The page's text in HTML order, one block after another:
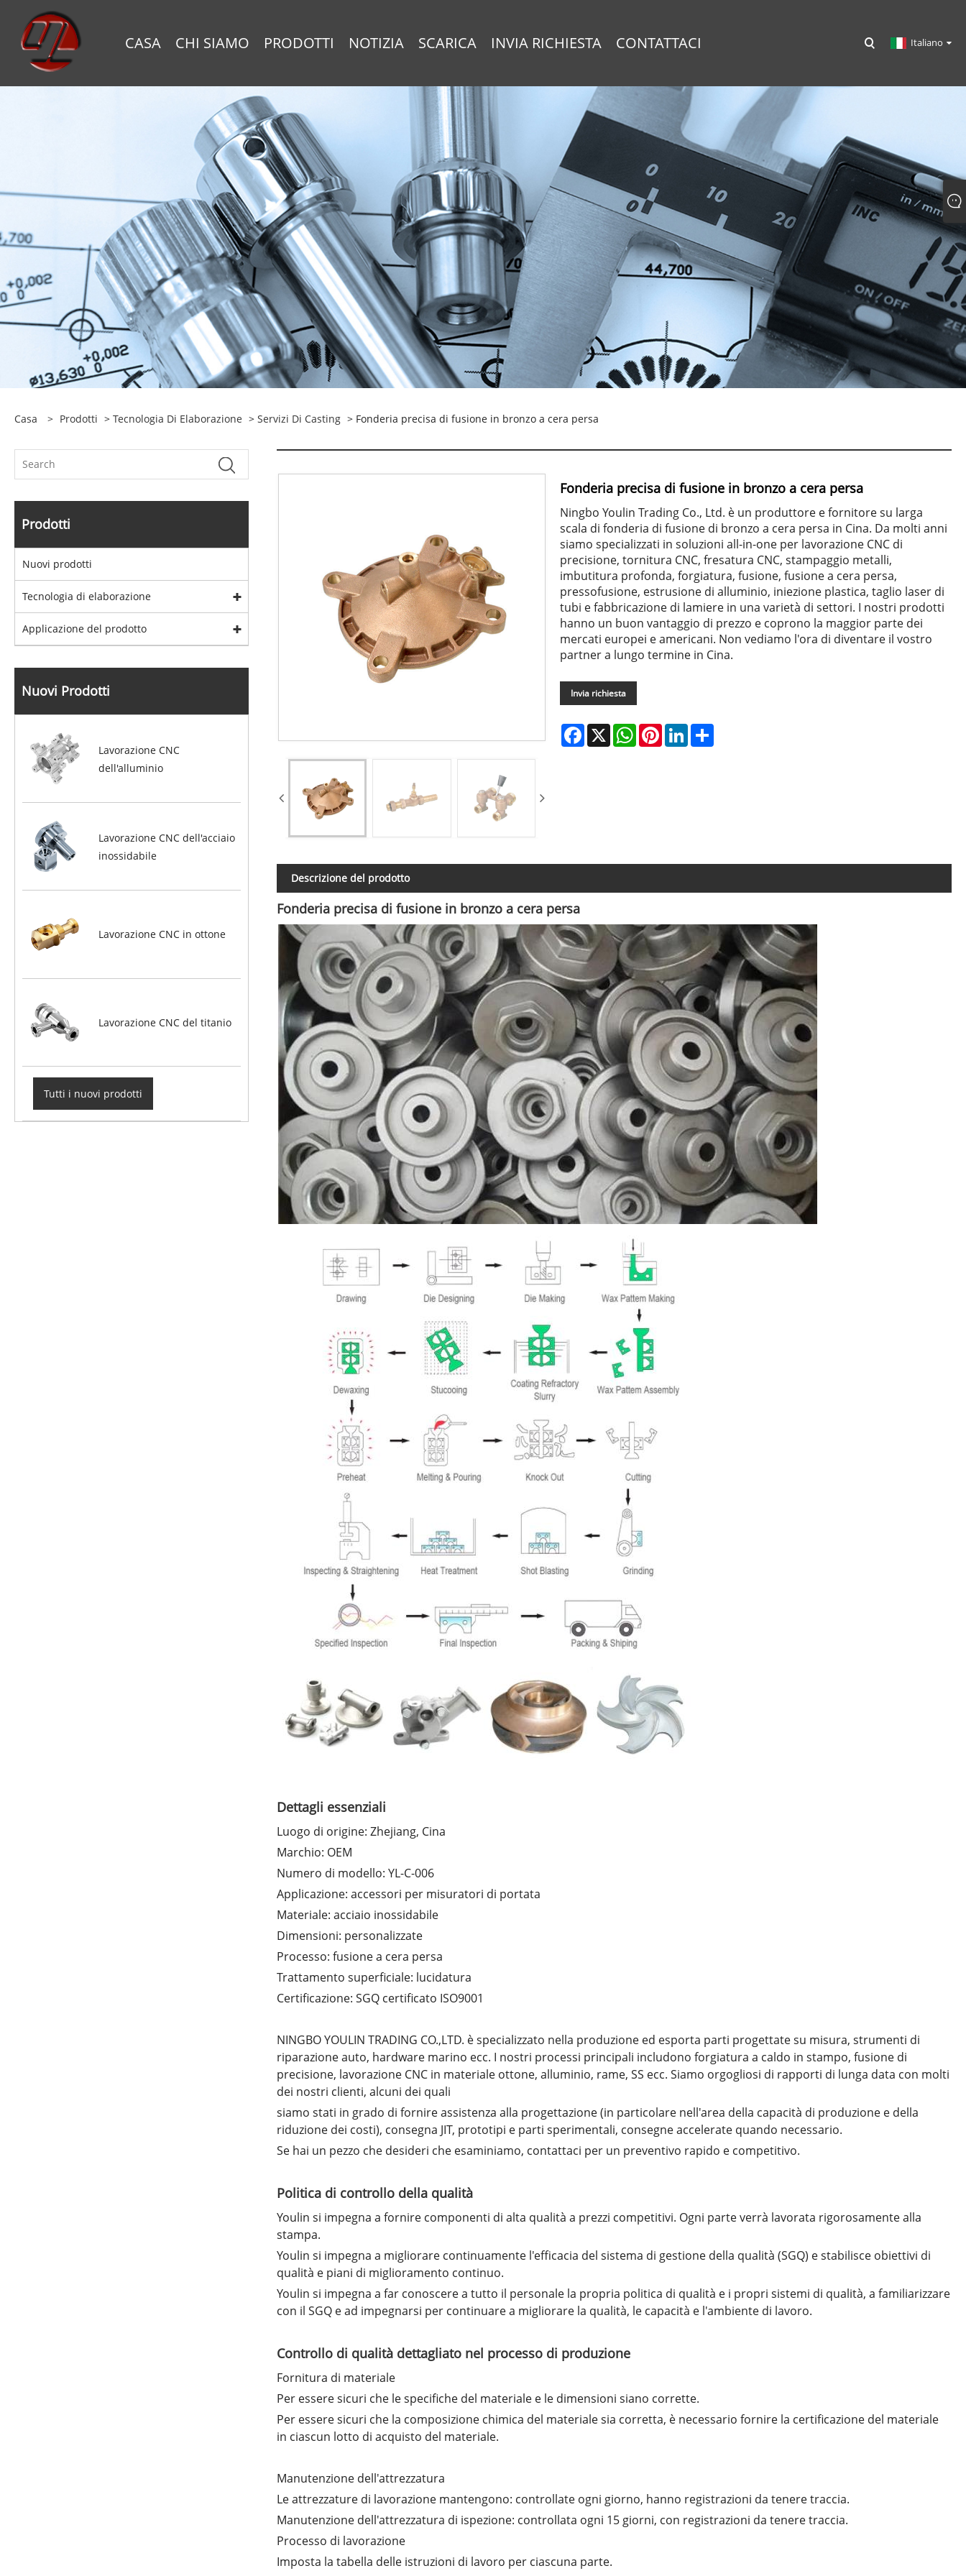
CASA CHI SIAMO PRODOTTI NOTIZIA SCARICA INVIA RICHIESTA CONTATTACI Italiano
Casa > Prodotti > Tecnologia Di Elaborazione > Servizi Di Casting > Fonderia precisa di fusione in bronzo a cera persa
Prodotti
Nuovi prodotti
Tecnologia di elaborazione
Applicazione del prodotto
Nuovi Prodotti
Lavorazione CNC
dell'alluminio
Lavorazione CNC dell'acciaio
inossidabile
Lavorazione CNC in ottone
Lavorazione CNC del titanio
Tutti i nuovi prodotti
Fonderia precisa di fusione in bronzo a cera persa
Ningbo Youlin Trading Co., Ltd. è un produttore e fornitore su larga
scala di fonderia di fusione di bronzo a cera persa in Cina. Da molti anni
siamo specializzati in soluzioni all-in-one per lavorazione CNC di
precisione, tornitura CNC, fresatura CNC, stampaggio metalli,
imbutitura profonda, forgiatura, fusione, fusione a cera persa,
pressofusione, estrusione di alluminio, iniezione plastica, taglio laser di
tubi e fabbricazione di lamiere in una varietà di settori. I nostri prodotti
hanno un buon vantaggio di prezzo e coprono la maggior parte dei
mercati europei e americani. Non vediamo l'ora di diventare il vostro
partner a lungo termine in Cina.
Invia richiesta
Facebook
X WhatsApp
PinterestLinkedIn
Descrizione del prodotto
Fonderia precisa di fusione in bronzo a cera persa
Dettagli essenziali
Luogo di origine: Zhejiang, Cina
Marchio: OEM
Numero di modello: YL-C-006
Applicazione: accessori per misuratori di portata
Materiale: acciaio inossidabile
Dimensioni: personalizzate
Processo: fusione a cera persa
Trattamento superficiale: lucidatura
Certificazione: SGQ certificato ISO9001
NINGBO YOULIN TRADING CO.,LTD. è specializzato nella produzione ed esporta parti progettate su misura, strumenti di
riparazione auto, hardware marino ecc. I nostri processi principali includono forgiatura a caldo in stampo, fusione di
precisione, lavorazione CNC in materiale ottone, alluminio, rame, SS ecc. Siamo orgogliosi di rapporti di lunga data con molti
dei nostri clienti, alcuni dei quali
siamo stati in grado di fornire assistenza alla progettazione (in particolare nell'area della capacità di produzione e della
riduzione dei costi), consegna JIT, prototipi e parti sperimentali, consegne accelerate quando necessario.
Se hai un pezzo che desideri che esaminiamo, contattaci per un preventivo rapido e competitivo.
Politica di controllo della qualità
Youlin si impegna a fornire componenti di alta qualità a prezzi competitivi. Ogni parte verrà lavorata rigorosamente alla
stampa.
Youlin si impegna a migliorare continuamente l'efficacia del sistema di gestione della qualità (SGQ) e stabilisce obiettivi di
qualità e piani di miglioramento continuo.
Youlin si impegna a far conoscere a tutto il personale la propria politica di qualità e i propri sistemi di qualità, a familiarizzare
con il SGQ e ad impegnarsi per continuare a migliorare la qualità, le capacità e l'ambiente di lavoro.
Controllo di qualità dettagliato nel processo di produzione
Fornitura di materiale
Per essere sicuri che le specifiche del materiale e le dimensioni siano corrette.
Per essere sicuri che la composizione chimica del materiale sia corretta, è necessario fornire la certificazione del materiale
in ciascun lotto di acquisto del materiale.
Manutenzione dell'attrezzatura
Le attrezzature di lavorazione mantengono: controllate ogni giorno, hanno registrazioni da tenere traccia.
Manutenzione dell'attrezzatura di ispezione: controllata ogni 15 giorni, con registrazioni da tenere traccia.
Processo di lavorazione
Imposta la tabella delle istruzioni di lavoro per ciascuna parte.